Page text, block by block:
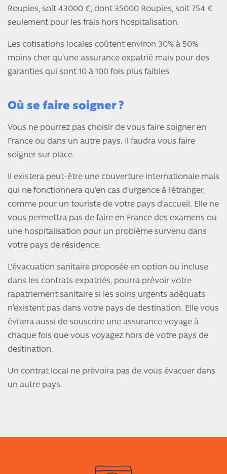
Roupies, soit 43000 €, dont 35000 Roupies, soit 754 €
seulement pour les frais hors hospitalisation.
Les cotisations locales coûtent environ 30% à 50%
moins cher qu’une assurance expatrié mais pour des
garanties qui sont 10 à 100 fois plus faibles.
Où se faire soigner ?
Vous ne pourrez pas choisir de vous faire soigner en
France ou dans un autre pays. Il faudra vous faire
soigner sur place.
Il existera peut-être une couverture internationale mais
qui ne fonctionnera qu’en cas d’urgence à l’étranger,
comme pour un touriste de votre pays d’accueil. Elle ne
vous permettra pas de faire en France des examens ou
une hospitalisation pour un problème survenu dans
votre pays de résidence.
L'évacuation sanitaire proposée en option ou incluse
dans les contrats expatriés, pourra prévoir votre
rapatriement sanitaire si les soins urgents adéquats
n’existent pas dans votre pays de destination. Elle vous
évitera aussi de souscrire une assurance voyage à
chaque fois que vous voyagez hors de votre pays de
destination.
Un contrat local ne prévoira pas de vous évacuer dans
un autre pays.